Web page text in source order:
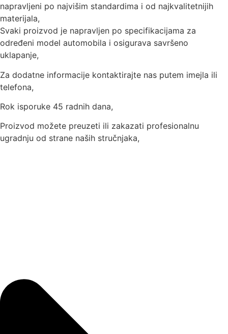
napravljeni po najvišim standardima i od najkvalitetnijih
materijala,
Svaki proizvod je napravljen po specifikacijama za
određeni model automobila i osigurava savršeno
uklapanje,
Za dodatne informacije kontaktirajte nas putem imejla ili
telefona,
Rok isporuke 45 radnih dana,
Proizvod možete preuzeti ili zakazati profesionalnu
ugradnju od strane naših stručnjaka,